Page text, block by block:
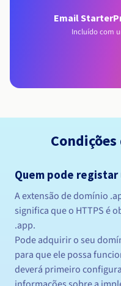
Email Starter
Incluído com
Quem pode registar
A extensão de domínio
significa que o HTTPS é
.app.
Pode adquirir o seu
para que ele possa
deverá primeiro